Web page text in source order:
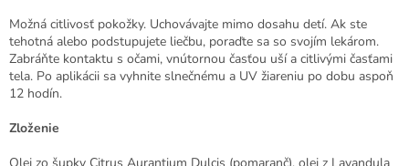
Možná citlivosť pokožky. Uchovávajte mimo dosahu detí. Ak ste
tehotná alebo podstupujete liečbu, poraďte sa so svojím lekárom.
Zabráňte kontaktu s očami, vnútornou časťou uší a citlivými časťami
tela. Po aplikácii sa vyhnite slnečnému a UV žiareniu po dobu aspoň
12 hodín.
Zloženie